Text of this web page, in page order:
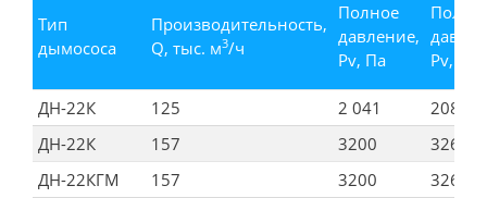
Тип
дымососа
Производительность,
Q, тыс. м3/ч
Полное
давление,
Pv, Па
Pv,
ДН-22К 125 2 041
208
ДН-22К
157 3200
326
ДН-22КГМ
157 3200
326